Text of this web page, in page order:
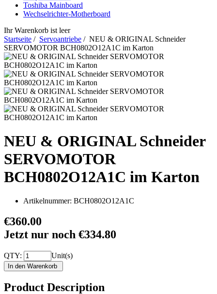
Toshiba Mainboard
Wechselrichter-Motherboard
Ihr Warenkorb ist leer
Startseite / Servoantriebe / NEU & ORIGINAL Schneider
SERVOMOTOR BCH0802O12A1C im Karton
NEU & ORIGINAL Schneider
SERVOMOTOR
BCH0802O12A1C im Karton
Artikelnummer: BCH0802O12A1C
€360.00
Jetzt nur noch €334.80
QTY: Unit(s)
Product Description